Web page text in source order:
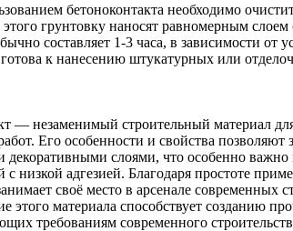
бетоноконтакта необходимо
этого грунтовку наносят равномерным
составляет 1-3 часа, в зависимости от
к нанесению штукатурных или
— незаменимый строительный материал
Его особенности и свойства
декоративными слоями, что особенно
с низкой адгезией. Благодаря простоте
своё место в арсенале современных
этого материала способствует созданию
требованиям современного